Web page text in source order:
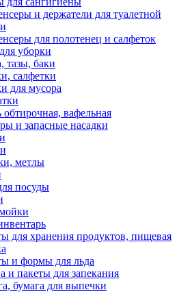
и держатели для туалетной
для полотенец и салфеток
уборки
тазы, баки
салфетки
для мусора
обтирочная, вафельная
и запасные насадки
метлы
посуды
для хранения продуктов, пищевая
и формы для льда
и пакеты для запекания
бумага для выпечки